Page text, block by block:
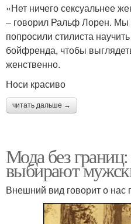
«Нет ничего сексуальнее
– говорил Ральф Лорен. Мы
попросили стилиста
бойфренда, чтобы
женственно.
Носи красиво
читать дальше →
Мода без
выбирают
Внешний вид говорит о